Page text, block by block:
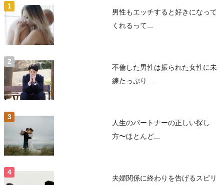
男性もエッチすると好きになって
くれるって...
不倫した男性は振られた女性に未
練たっぷり...
人生のパートナーの正しい探し
方〜ほとんど...
夫婦関係に終わりを告げるスピリ